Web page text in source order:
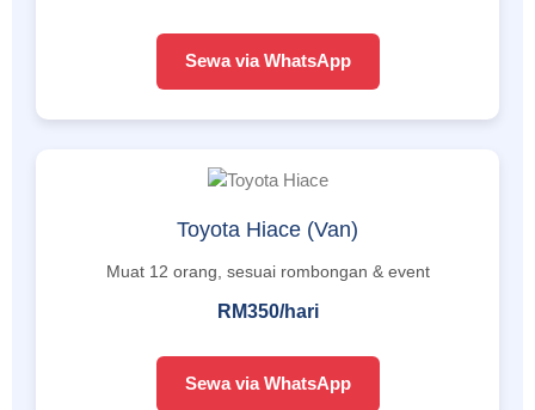
Sewa via WhatsApp
Toyota Hiace (Van)
Muat 12 orang, sesuai rombongan & event
RM350/hari
Sewa via WhatsApp